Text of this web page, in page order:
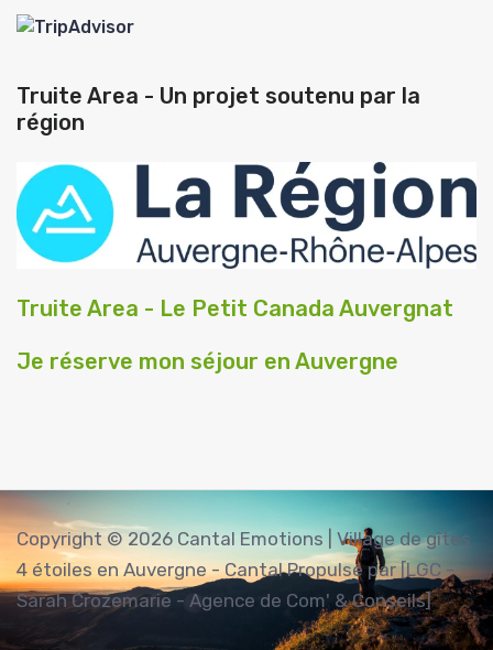
Truite Area - Un projet soutenu par la
région
Truite Area - Le Petit Canada Auvergnat
Je réserve mon séjour en Auvergne
Copyright © 2026 Cantal Emotions | Village de gîtes
4 étoiles en Auvergne - Cantal Propulsé par [LGC -
Sarah Crozemarie - Agence de Com' & Conseils]